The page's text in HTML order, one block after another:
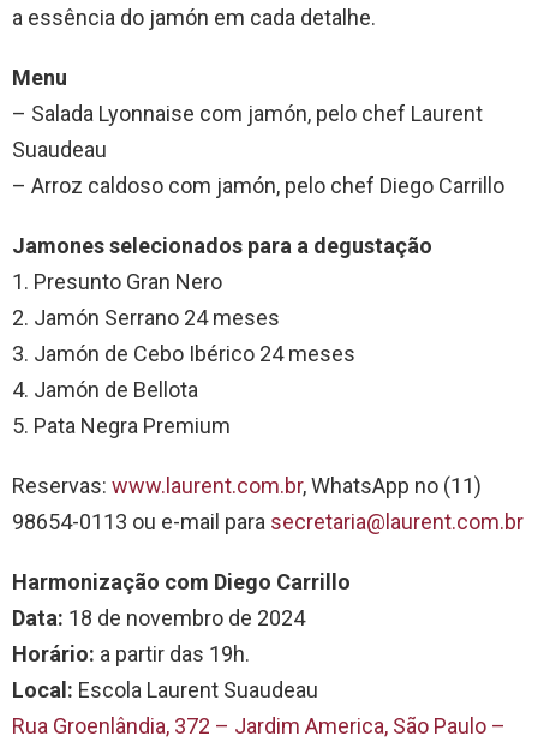
a essência do jamón em cada detalhe.
Menu
– Salada Lyonnaise com jamón, pelo chef Laurent
Suaudeau
– Arroz caldoso com jamón, pelo chef Diego Carrillo
Jamones selecionados para a degustação
1. Presunto Gran Nero
2. Jamón Serrano 24 meses
3. Jamón de Cebo Ibérico 24 meses
4. Jamón de Bellota
5. Pata Negra Premium
Reservas: www.laurent.com.br, WhatsApp no (11)
98654-0113 ou e-mail para secretaria@laurent.com.br
Harmonização com Diego Carrillo
Data: 18 de novembro de 2024
Horário: a partir das 19h.
Local: Escola Laurent Suaudeau
Rua Groenlândia, 372 – Jardim America, São Paulo –